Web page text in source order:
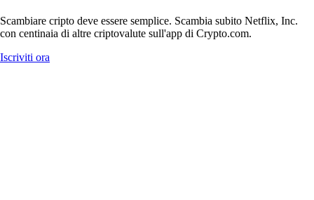
Scambiare cripto deve essere semplice. Scambia subito Netflix, Inc.
con centinaia di altre criptovalute sull'app di Crypto.com.
Iscriviti ora